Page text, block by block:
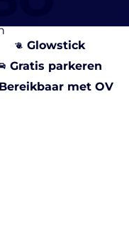
Glowstick
Gratis parkeren
Bereikbaar met OV